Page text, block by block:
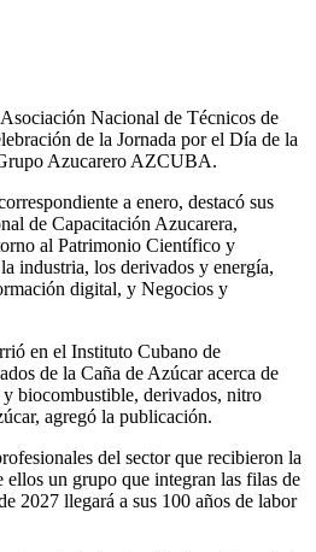
Nacional de Técnicos de
de la Jornada por el Día de la
Azucarero AZCUBA.
a enero, destacó sus
de Capacitación Azucarera,
al Patrimonio Científico y
industria, los derivados y energía,
digital, y Negocios y
en el Instituto Cubano de
de la Caña de Azúcar acerca de
biocombustible, derivados, nitro
agregó la publicación.
del sector que recibieron la
un grupo que integran las filas de
2027 llegará a sus 100 años de labor